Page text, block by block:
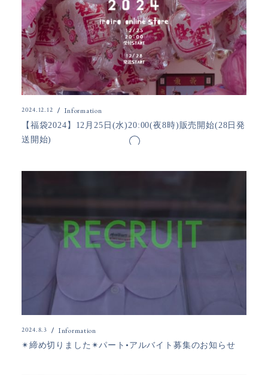
2024.12.12 Information
【福袋2024】12月25日(水)20:00(夜8時)販売開始(28日発
送開始)
2024.8.3 Information
✴︎締め切りました✴︎パート•アルバイト募集のお知らせ